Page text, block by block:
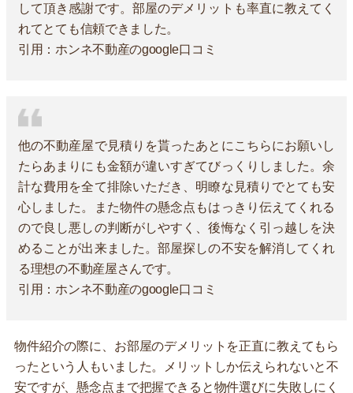
して頂き感謝です。部屋のデメリットも率直に教えてく
れてとても信頼できました。
引用：ホンネ不動産のgoogle口コミ
他の不動産屋で見積りを貰ったあとにこちらにお願いし
たらあまりにも金額が違いすぎてびっくりしました。余
計な費用を全て排除いただき、明瞭な見積りでとても安
心しました。また物件の懸念点もはっきり伝えてくれる
ので良し悪しの判断がしやすく、後悔なく引っ越しを決
めることが出来ました。部屋探しの不安を解消してくれ
る理想の不動産屋さんです。
引用：ホンネ不動産のgoogle口コミ
物件紹介の際に、お部屋のデメリットを正直に教えてもら
ったという人もいました。メリットしか伝えられないと不
安ですが、懸念点まで把握できると物件選びに失敗しにく